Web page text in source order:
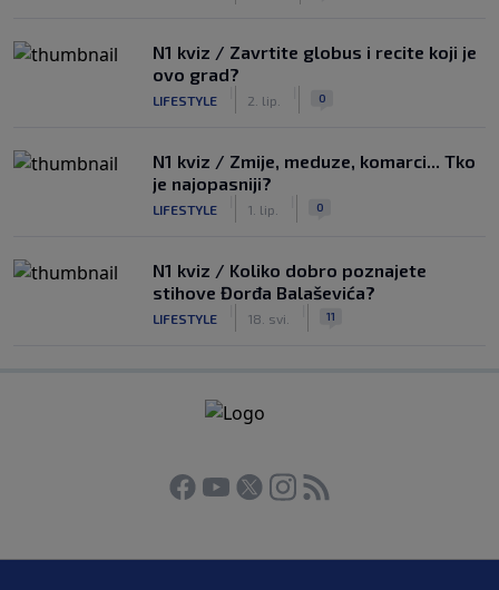
N1 kviz / Zavrtite globus i recite koji je
ovo grad?
LIFESTYLE 2. lip. 0
N1 kviz / Zmije, meduze, komarci... Tko
je najopasniji?
LIFESTYLE 1. lip. 0
N1 kviz / Koliko dobro poznajete
stihove Đorđa Balaševića?
LIFESTYLE 18. svi. 11